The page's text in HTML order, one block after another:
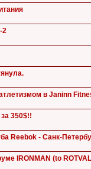
2
в Janinn
350$!!
Reebok - Санк-
IRONMAN (to